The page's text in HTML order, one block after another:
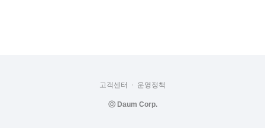
고객센터 운영정책
ⓒ Daum Corp.